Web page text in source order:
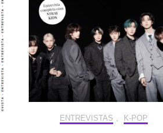
ENTREVISTAS , K-POP